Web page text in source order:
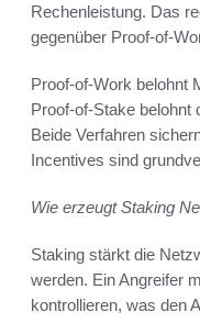
Rechenleistung. Das
gegenüber Proof-of-
Proof-of-Work belohnt
Proof-of-Stake belohnt
Beide Verfahren
Incentives sind
Wie erzeugt Staking
Staking stärkt die
werden. Ein Angreifer
kontrollieren, was den